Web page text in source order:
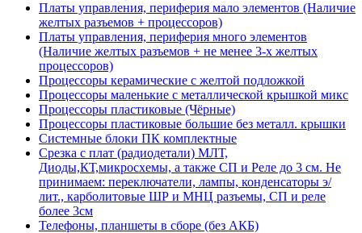
Платы управления, периферия мало элементов (Наличие
желтых разъемов + процессоров)
Платы управления, периферия много элементов
(Наличие желтых разъемов + не менее 3-х желтых
процессоров)
Процессоры керамические с желтой подложкой
Процессоры маленькие с металлической крышкой микс
Процессоры пластиковые (Чёрные)
Процессоры пластиковые большие без металл. крышки
Системные блоки ПК комплектные
Срезка с плат (радиодетали) МЛТ,
Диоды,КТ,микросхемы, а также СП и Реле до 3 см. Не
принимаем: переключатели, лампы, конденсаторы э/
лит., карболитовые ШР и МНЦ разъемы, СП и реле
более 3см
Телефоны, планшеты в сборе (без АКБ)